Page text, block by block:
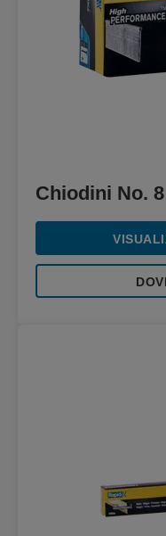
Chiodini No.